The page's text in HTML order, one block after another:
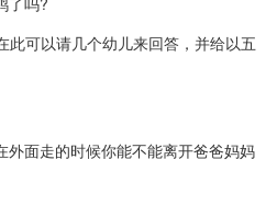
可以请几个幼儿来回答，并给以五
面走的时候你能不能离开爸爸妈妈